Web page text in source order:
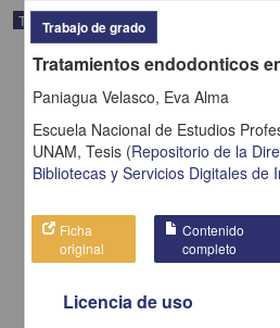
Trabajo de grado
Trabajo de grado
Tratamientos endodonticos
Paniagua Velasco, Eva Alma
Escuela Nacional de Estudios
UNAM, Tesis (Repositorio de la
Bibliotecas y Servicios Digitales de
Ficha
original
Contenido
completo
Licencia de uso